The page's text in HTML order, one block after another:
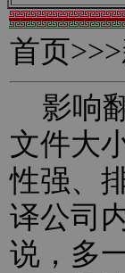
首页
影响
文件大
性强、
译公司
说，多